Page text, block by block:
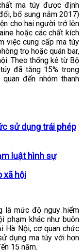
ma túy được định
bổ sung năm 2017)
cho hai người trở lên
hoặc các chất kích
việc cung cấp ma túy
trọ hoặc quán bar,
Theo thống kê từ Bộ
đã tăng 15% trong
đến nhóm thanh
sử dụng trái phép
luật hình sự
xã hội
là mức độ nguy hiểm
phạm khác như buôn
Hà Nội, cơ quan chức
dụng ma túy với hơn
15 năm.